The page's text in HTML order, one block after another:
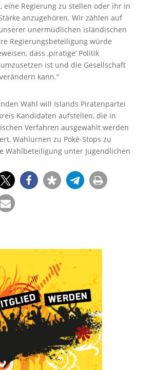
eine Regierung zu stellen oder ihr in
anzugehören. Wir zählen auf
unermüdlichen isländischen
Regierungsbeteiligung würde
dass ‚piratige‘ Politik
ist und die Gesellschaft
kann.“
Wahl will Islands Piratenpartei
Kandidaten aufstellen, die in
Verfahren ausgewählt werden
Wahlurnen zu Poké-Stops zu
Wahlbeteiligung unter Jugendlichen